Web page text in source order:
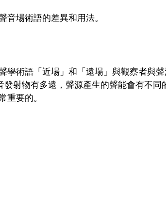
音場術語的差異和用法。
學術語「近場」和「遠場」與觀察者與
發射物有多遠，聲源產生的聲能會有不
重要的。